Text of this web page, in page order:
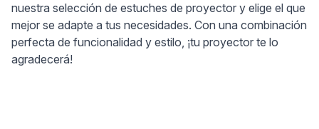
nuestra selección de estuches de proyector y elige el que
mejor se adapte a tus necesidades. Con una combinación
perfecta de funcionalidad y estilo, ¡tu proyector te lo
agradecerá!